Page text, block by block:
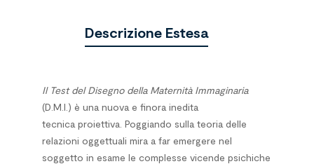
Descrizione Estesa
Il Test del Disegno della Maternità Immaginaria
(D.M.I.) è una nuova e finora inedita
tecnica proiettiva. Poggiando sulla teoria delle
relazioni oggettuali mira a far emergere nel
soggetto in esame le complesse vicende psichiche